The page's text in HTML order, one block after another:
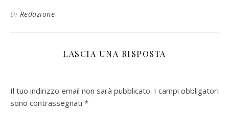
Di Redazione
LASCIA UNA RISPOSTA
Il tuo indirizzo email non sarà pubblicato. I campi obbligatori
sono contrassegnati *